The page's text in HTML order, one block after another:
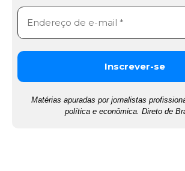
Matérias apuradas por jornalistas
política e econômica. Direto de